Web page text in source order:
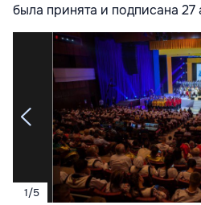
была принята и подписана 27
1/5